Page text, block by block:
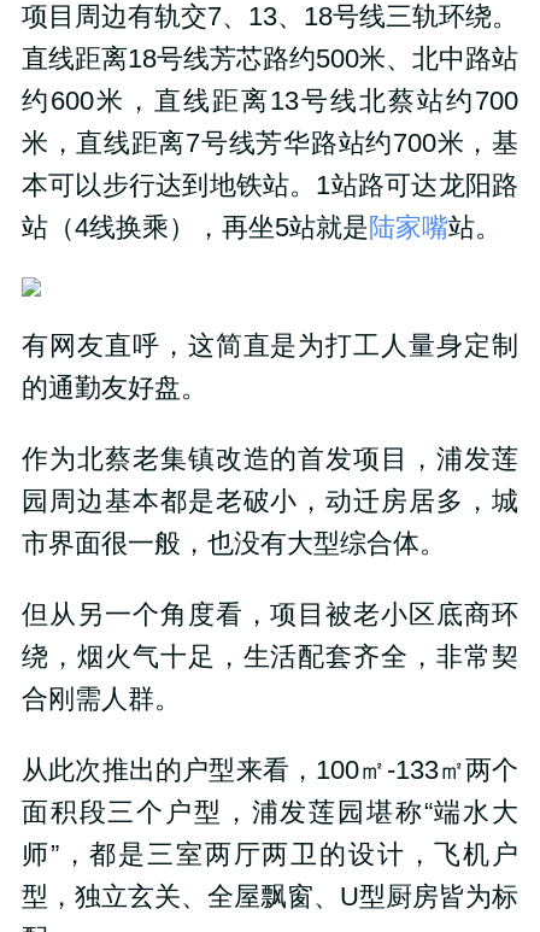
项目周边有轨交7、 13、 18号线三轨环绕。
直线距离18号线芳芯路约500米、北中路站
约600米，直线距离13号线北蔡站约700
米，直线距离7号线芳华路站约700米，基
本可以步行达到地铁站。 1站路可达龙阳路
站（4线换乘），再坐5站就是 陆家嘴站。
有网友直呼，这简直是为打工人量身定制
的通勤友好盘。
作为北蔡老集镇改造的首发项目，浦发莲
园周边基本都是老破小，动迁房居多，城
市界面很一般，也没有大型综合体。
但从另一个角度看，项目被老小区底商环
绕，烟火气十足，生活配套齐全，非常契
合刚需人群。
从此次推出的户型来看， 100㎡ -133㎡两个
面积段三个户型， 浦发莲园堪称“端水大
师”，都是三室两厅两卫的设计，飞机户
型，独立玄关、全屋飘窗、 U型厨房皆为标